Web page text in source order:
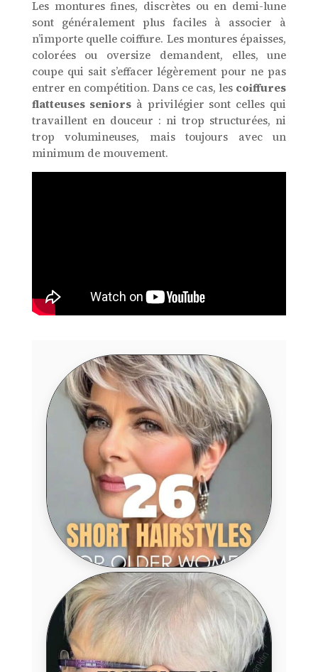
Les montures fines, discrètes ou en demi-lune
sont généralement plus faciles à associer à
n’importe quelle coiffure. Les montures épaisses,
colorées ou oversize demandent, elles, une
coupe qui sait s’effacer légèrement pour ne pas
entrer en compétition. Dans ce cas, les coiffures
flatteuses seniorsà privilégier sont celles qui
travaillent en douceur : ni trop structurées, ni
trop volumineuses, mais toujours avec un
minimum de mouvement.